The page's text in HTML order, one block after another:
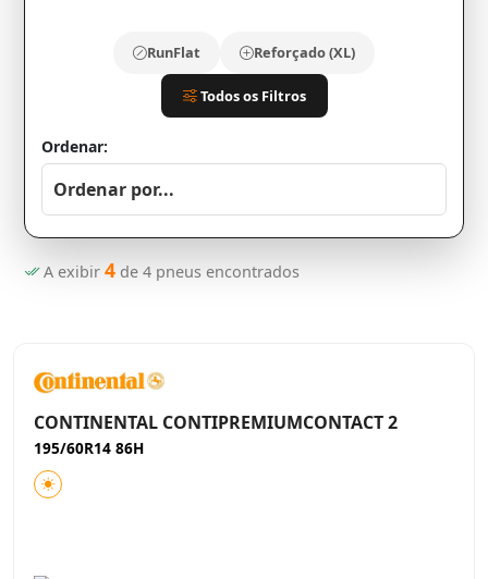
RunFlat Reforçado (XL)
Todos os Filtros
Ordenar:
A exibir 4 de 4 pneus encontrados
CONTINENTAL CONTIPREMIUMCONTACT 2
195/60R14 86H